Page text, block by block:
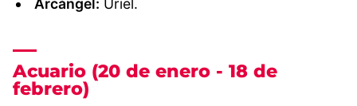
Arcángel: Uriel.
Acuario (20 de enero - 18 de
febrero)